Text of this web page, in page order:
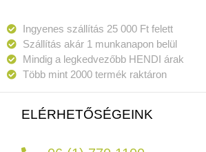
Ingyenes szállítás 25 000 Ft felett
Szállítás akár 1 munkanapon belül
Mindig a legkedvezőbb HENDI árak
Több mint 2000 termék raktáron
ELÉRHETŐSÉGEINK